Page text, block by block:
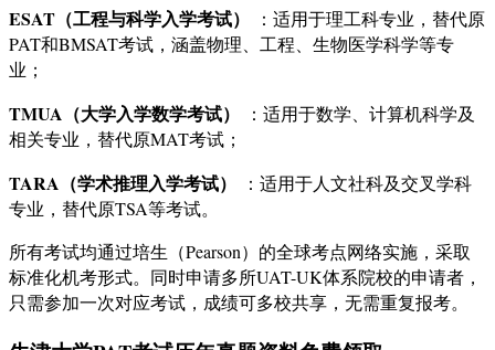
ESAT（工程与科学入学考试）
：适用于理工科专业，替代原
PAT和BMSAT考试，涵盖物理、工程、生物医学科学等专
业；
TMUA（大学入学数学考试）
：适用于数学、计算机科学及
相关专业，替代原MAT考试；
TARA（学术推理入学考试）
：适用于人文社科及交叉学科
专业，替代原TSA等考试。
所有考试均通过培生（Pearson）的全球考点网络实施，采取
标准化机考形式。同时申请多所UAT-UK体系院校的申请者，
只需参加一次对应考试，成绩可多校共享，无需重复报考。